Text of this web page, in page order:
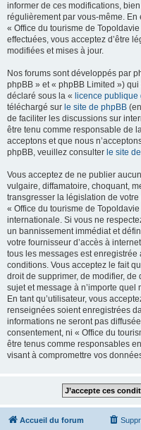
informer de ces modifications,
régulièrement par vous-même.
« Office du tourisme de
effectuées, vous acceptez d’être
modifiées et mises à jour.
Nos forums sont développés par
phpBB » et « phpBB Limited »)
déclaré sous la « licence
téléchargé sur le site de phpBB
de faciliter les discussions sur
être tenu comme responsable de
acceptons et que nous
phpBB, veuillez consulter le site
Vous acceptez de ne publier
vulgaire, diffamatoire, choquant,
transgresser la législation de
« Office du tourisme de
internationale. Si vous ne
un bannissement immédiat et
votre fournisseur d’accès à
tous les messages est enregistrée
conditions. Vous acceptez le fait
droit de supprimer, de modifier, de
sujet et message à n’importe
En tant qu’utilisateur, vous
renseignées soient enregistrées
informations ne seront pas
consentement, ni « Office du
être tenus comme responsables
visant à compromettre vos
Accueil du forum